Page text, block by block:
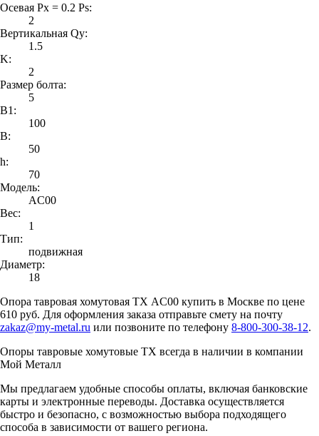
Осевая Px = 0.2 Ps:
2
Вертикальная Qy:
1.5
K:
2
Размер болта:
5
B1:
100
B:
50
h:
70
Модель:
AC00
Вес:
1
Тип:
подвижная
Диаметр:
18
Опора тавровая хомутовая ТХ AC00 купить в Москве по цене
610 руб. Для оформления заказа отправьте смету на почту
zakaz@my-metal.ru или позвоните по телефону 8-800-300-38-12.
Опоры тавровые хомутовые ТХ всегда в наличии в компании
Мой Металл
Мы предлагаем удобные способы оплаты, включая банковские
карты и электронные переводы. Доставка осуществляется
быстро и безопасно, с возможностью выбора подходящего
способа в зависимости от вашего региона.